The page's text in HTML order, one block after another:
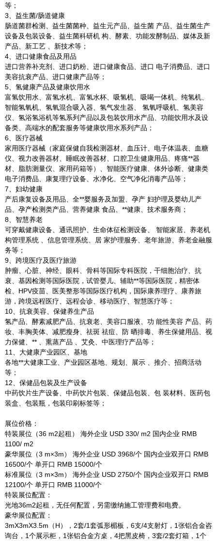
等；
3、益生菌/肠道健康
肠道菌群检测、益生菌菌种、益生元产品、益生菌 产品、益生菌生产
设备及包装设备、益生菌科研机 构、酵素、功能发酵制品、媒体及新
产品、新工艺 、新技术等；
4、进口健康食品及用品
进口营养补充剂、进口奶粉、进口健康食品、进口 电子消费品、进口
美容抗衰产品、进口健康产品等；
5、氢健康产品及健康饮用水
富氢饮用水、富氢水机、富氢水杯、吸氢机、吸喝一体机、纯氢机、
智能氢氧机、氢氧混合吸入器、氢气发生器、 氢氧呼吸机、氢美容
仪、氢浴氢浴机等氢系列产品以及包装饮用水产品、功能饮用水及设
备类、高端水的配套服务等健康饮用水系列产品；
6、医疗器械
家用医疗器械（家庭保健自我检测器材、血压计、电子体温表、血糖
仪、视力改善器材、睡眠改善器材、口腔卫生健康用品、疼痛**器
材、脂肪测量仪、家用药箱等）、智能医疗健康、体外诊断、健康类
电子消费品、康复理疗设备、水净化、空气净化消毒产品等；
7、妇幼健康
产后康复设备及用品、全**婴服务及加盟、孕产 妇护理及婴幼儿产
品、孕产检测类产品、营养健康 食品、**健康、技术服务商；
8、智慧养老
可穿戴健康设备、通讯照护、生命体征检测设备、 智能家居、养老机
构管理系统 、信息管理系统、居 家护理服务、老年旅游、养老金融服
务等；
9、跨境医疗及医疗旅游
肿瘤、心脏、神经、眼科、骨科等国际专科医院，干细胞治疗、抗
衰、基因检测等国际医院，试管婴儿、辅助**等国际医院，精密体
检、HPV疫苗、医美整形等国际医疗机构，国际康养理疗、康养旅
游，跨境远程医疗、远程会诊、移动医疗、智慧医疗等；
10、抗衰美容、保健养生产品
氢产品、酵素减肥产品、抗衰老、美容口服液、功 能性美容 产品、药
妆、丰胸美体、减肥瘦身、祛斑 祛痘、防 晒排毒、养生保健用品、视
力保健、** 、熏蒸产品 、艾灸、中医理疗产品等；
11、大健康产业园区、基地
各地**大健康工业、产业园区基地、规划、展示 、推介、招商活动
等；
12、保健品包装及生产设备
中药饮片生产设备、中药饮片包装、保健品包装、包 装材料、医药包
装盒、包装瓶，包装印刷标签等；
展位价格：
特装展位（36 m2起租） 海外企业 USD 330/ m2 国内企业 RMB
1100/ m2
豪华展位（3 m×3m） 海外企业 USD 3968/个 国内企业双开口 RMB
16500/个 单开口 RMB 15000/个
标准展位（3 m×3m） 海外企业 USD 2750/个 国内企业双开口 RMB
12100/个 单开口 RMB 11000/个
特装展位配置：
光地36m2起租，无任何配置，另需缴纳施工管理费和电费。
豪华展位配置：
3mX3mX3.5m（H），2套/1套弧形楣板，6支/4支射灯，1张铝合金咨
询台，1个展示柜，1张铝合金方桌，4把黑皮椅，3套/2套灯箱，1个